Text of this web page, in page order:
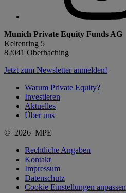
Munich Private Equity Funds AG
Keltenring 5
82041 Oberhaching
Jetzt zum Newsletter anmelden!
Warum Private Equity?
Investieren
Aktuelles
Über uns
© 2026 MPE
Rechtliche Angaben
Kontakt
Impressum
Datenschutz
Cookie Einstellungen anpassen